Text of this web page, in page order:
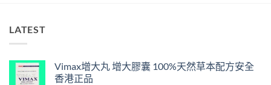
LATEST
Vimax增大丸 增大膠囊 100%天然草本配方安全
香港正品